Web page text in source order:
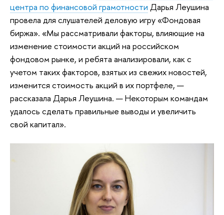
центра по финансовой грамотности Дарья Леушина
провела для слушателей деловую игру «Фондовая
биржа». «Мы рассматривали факторы, влияющие на
изменение стоимости акций на российском
фондовом рынке, и ребята анализировали, как с
учетом таких факторов, взятых из свежих новостей,
изменится стоимость акций в их портфеле, —
рассказала Дарья Леушина. — Некоторым командам
удалось сделать правильные выводы и увеличить
свой капитал».